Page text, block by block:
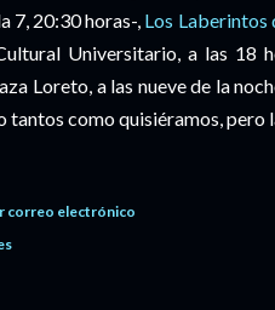
7, 20:30 horas-, Los Laberintos
Universitario, a las 18
Loreto, a las nueve de la
como quisiéramos, pero
correo electrónico